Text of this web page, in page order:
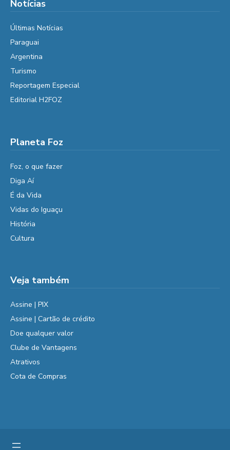
Notícias
Últimas Notícias
Paraguai
Argentina
Turismo
Reportagem Especial
Editorial H2FOZ
Planeta Foz
Foz, o que fazer
Diga Aí
É da Vida
Vidas do Iguaçu
História
Cultura
Veja também
Assine | PIX
Assine | Cartão de crédito
Doe qualquer valor
Clube de Vantagens
Atrativos
Cota de Compras